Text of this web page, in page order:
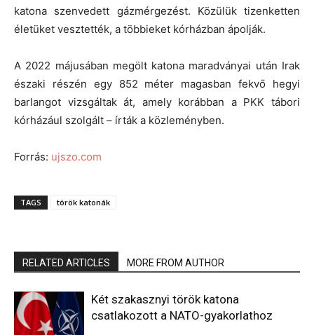
katona szenvedett gázmérgezést. Közülük tizenketten
életüket vesztették, a többieket kórházban ápolják.
A 2022 májusában megölt katona maradványai után Irak
északi részén egy 852 méter magasban fekvő hegyi
barlangot vizsgáltak át, amely korábban a PKK tábori
kórházául szolgált – írták a közleményben.
Forrás: ujszo.com
TAGS török katonák
RELATED ARTICLES MORE FROM AUTHOR
Két szakasznyi török katona
csatlakozott a NATO-gyakorlathoz